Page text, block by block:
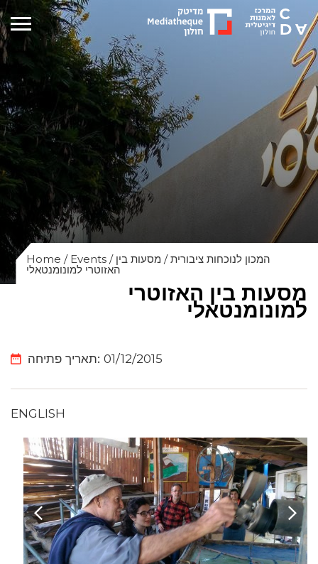
Home / Events / המכון לנוכחות ציבורית/ מסעות בין
האזוטרי למונומנטאלי
מסעות בין האזוטרי
למונומנטאלי
תאריך פתיחה: 01/12/2015
ENGLISH